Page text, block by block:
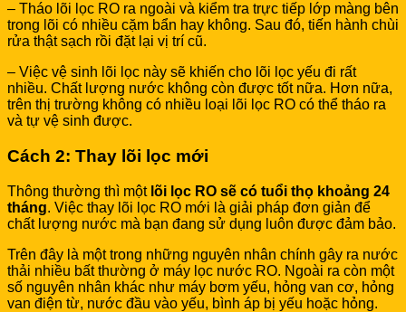
– Tháo lõi lọc RO ra ngoài và kiểm tra trực tiếp lớp màng bên
trong lõi có nhiều cặm bẩn hay không. Sau đó, tiến hành chùi
rửa thật sạch rồi đặt lại vị trí cũ.
– Việc vệ sinh lõi lọc này sẽ khiến cho lõi lọc yếu đi rất
nhiều. Chất lượng nước không còn được tốt nữa. Hơn nữa,
trên thị trường không có nhiều loại lõi lọc RO có thể tháo ra
và tự vệ sinh được.
Cách 2: Thay lõi lọc mới
Thông thường thì một lõi lọc RO sẽ có tuổi thọ khoảng 24
tháng. Việc thay lõi lọc RO mới là giải pháp đơn giản để
chất lượng nước mà bạn đang sử dụng luôn được đảm bảo.
Trên đây là một trong những nguyên nhân chính gây ra nước
thải nhiều bất thường ở máy lọc nước RO. Ngoài ra còn một
số nguyên nhân khác như máy bơm yếu, hỏng van cơ, hỏng
van điện từ, nước đầu vào yếu, bình áp bị yếu hoặc hỏng.